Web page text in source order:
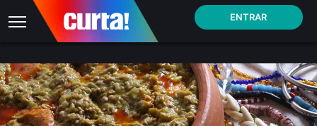
ENTRAR